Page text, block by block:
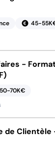
45-
-
50-70K€
de